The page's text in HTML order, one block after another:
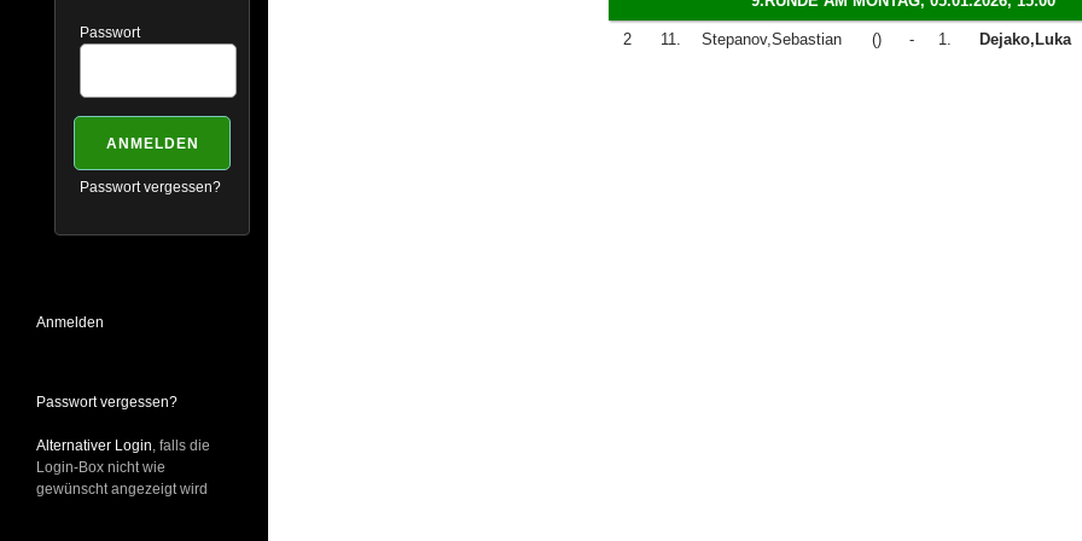
2 11. Stepanov,Sebastian () - 1. Dejako,Luka
Passwort
Passwort vergessen?
Anmelden
Passwort vergessen?
Alternativer Login , falls die
Login-Box nicht wie
gewünscht angezeigt wird